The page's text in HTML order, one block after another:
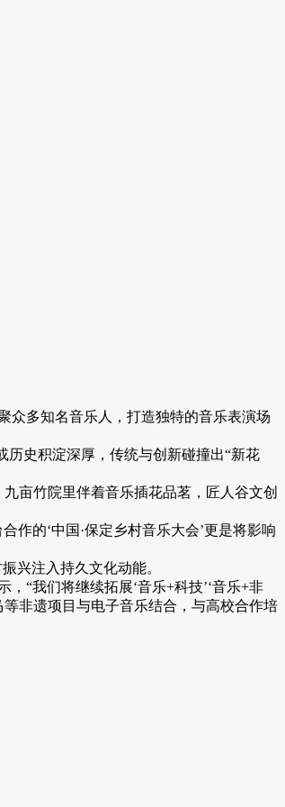
众多知名音乐人，打造独特的音乐表演场
史积淀深厚，传统与创新碰撞出“新花
亩竹院里伴着音乐插花品茗，匠人谷文创
作的‘中国·保定乡村音乐大会’更是将影响
兴注入持久文化动能。
“我们将继续拓展‘音乐+科技’‘音乐+非
非遗项目与电子音乐结合，与高校合作培